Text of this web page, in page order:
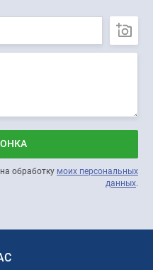
обработку моих персональных
данных.